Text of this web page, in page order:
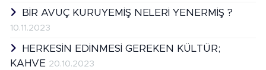
BİR AVUÇ KURUYEMİŞ NELERİ YENERMİŞ ?
10.11.2023
HERKESİN EDİNMESİ GEREKEN KÜLTÜR;
KAHVE 20.10.2023